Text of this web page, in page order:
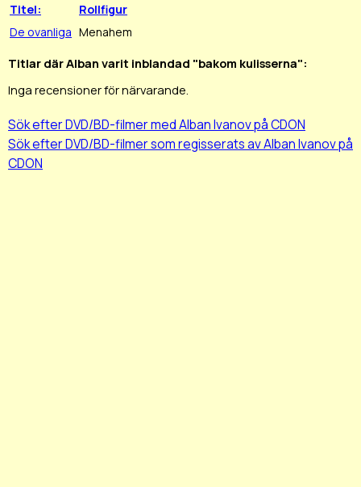
Titel:
Rollfigur
De ovanliga Menahem
Titlar där Alban varit inblandad "bakom kulisserna":
Inga recensioner för närvarande.
Sök efter DVD/BD-filmer med Alban Ivanov på CDON
Sök efter DVD/BD-filmer som regisserats av Alban Ivanov på
CDON